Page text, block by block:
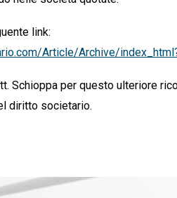
link:
Article/Archive/
Schioppa per questo ulteriore
diritto societario.